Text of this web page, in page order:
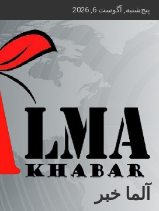
محتوا
پنج‌شنبه, آگوست 6, 2026
آلما خبر